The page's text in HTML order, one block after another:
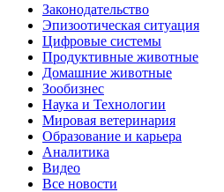
Законодательство
Эпизоотическая ситуация
Цифровые системы
Продуктивные животные
Домашние животные
Зообизнес
Наука и Технологии
Мировая ветеринария
Образование и карьера
Аналитика
Видео
Все новости